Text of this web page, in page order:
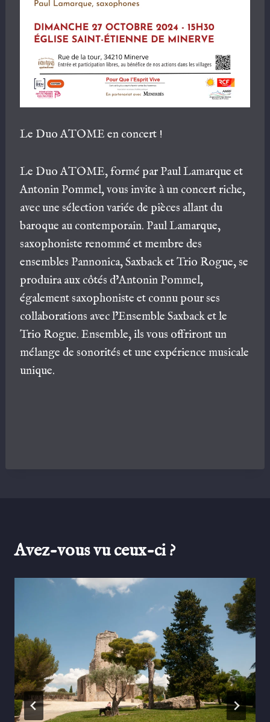
Le Duo ATOME en concert !
Le Duo ATOME, formé par Paul Lamarque et
Antonin Pommel, vous invite à un concert riche,
avec une sélection variée de pièces allant du
baroque au contemporain. Paul Lamarque,
saxophoniste renommé et membre des
ensembles Pannonica, Saxback et Trio Rogue, se
produira aux côtés d’Antonin Pommel,
également saxophoniste et connu pour ses
collaborations avec l’Ensemble Saxback et le
Trio Rogue. Ensemble, ils vous offriront un
mélange de sonorités et une expérience musicale
unique.
Avez-vous vu ceux-ci ?